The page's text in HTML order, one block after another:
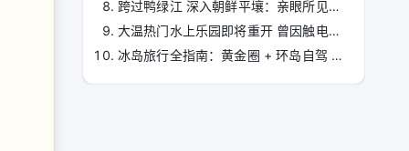
跨过鸭绿江 深入朝鲜平壤：亲眼所见真实模样
大温热门水上乐园即将重开 曾因触电事故关闭
冰岛旅行全指南：黄金圈 + 环岛自驾 + 极光观赏